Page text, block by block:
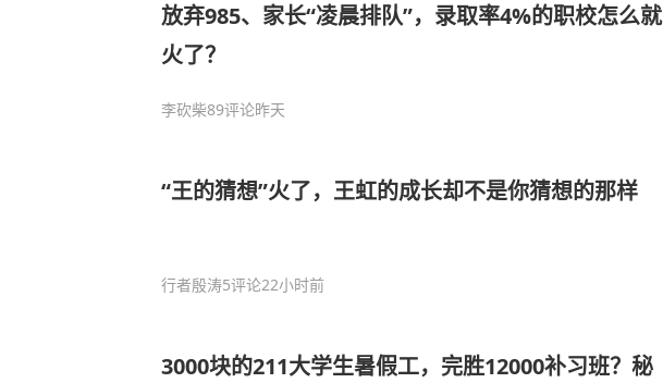
放弃985、家长“凌晨排队”，录取率4%的职校怎么就
火了？
李砍柴89评论昨天
“王的猜想”火了，王虹的成长却不是你猜想的那样
行者殷涛5评论22小时前
3000块的211大学生暑假工，完胜12000补习班？秘